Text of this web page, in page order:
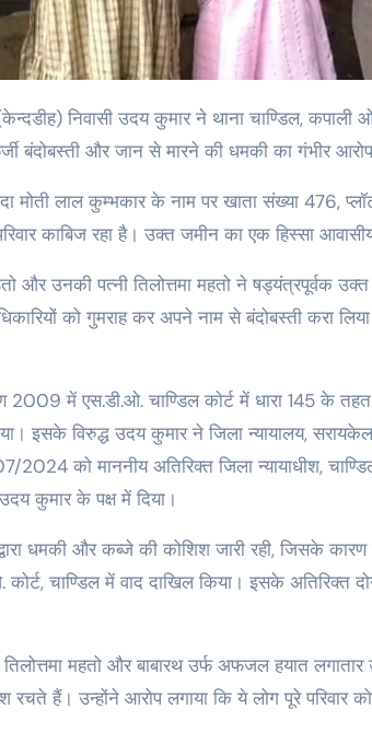
बंदोबस्ती और जान से मारने की धमकी का गंभीर आरोप
मोती लाल कुम्भकार के नाम पर खाता संख्या 476,
काबिज रहा है। उक्त जमीन का एक हिस्सा
और उनकी पत्नी तिलोत्तमा महतो ने षड्यंत्रपूर्वक
को गुमराह कर अपने नाम से बंदोबस्ती करा
2009 में एस.डी.ओ. चाण्डिल कोर्ट में धारा 145 के
गया। इसके विरुद्ध उदय कुमार ने जिला न्यायालय,
को माननीय अतिरिक्त जिला न्यायाधीश,
कुमार के पक्ष में दिया।
धमकी और कब्जे की कोशिश जारी रही, जिसके
चाण्डिल में वाद दाखिल किया। इसके अतिरिक्त
महतो और बाबारथ उर्फ अफजल हयात
हैं। उन्होंने आरोप लगाया कि ये लोग पूरे